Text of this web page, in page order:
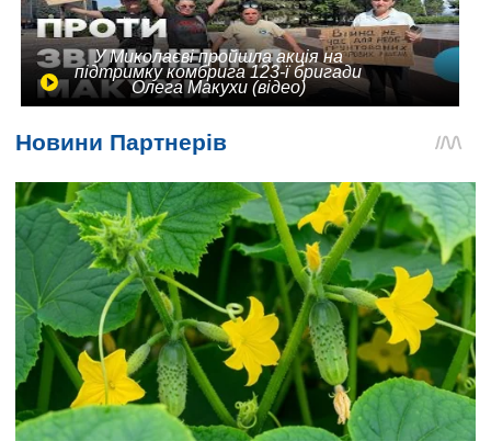
У Миколаєві пройшла акція на
підтримку комбрига 123-ї бригади
Олега Макухи (відео)